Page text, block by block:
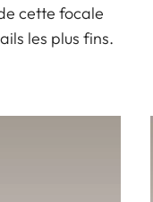
cette focale
les plus fins.